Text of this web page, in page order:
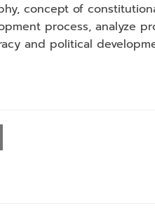
concept of
process,
and political